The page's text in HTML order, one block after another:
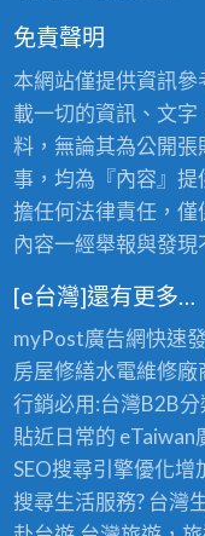
免責聲明
本網站僅提供資訊
載一切的資訊、文
料，無論其為公開
事，均為『內容』
擔任何法律責任，
內容一經舉報與發現
[e台灣]還有更多…
myPost廣告網快速
房屋修繕水電維修廠
行銷必用:台灣B2B
貼近日常的 eTaiwan
SEO搜尋引擎優化增
搜尋生活服務? 台灣